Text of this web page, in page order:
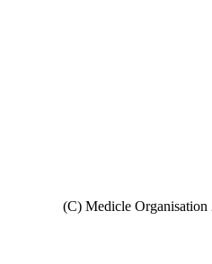
(C) Medicle Organisation